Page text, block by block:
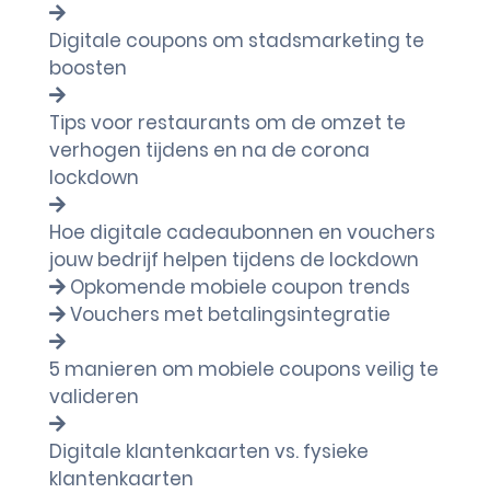
Digitale coupons om stadsmarketing te
boosten
Tips voor restaurants om de omzet te
verhogen tijdens en na de corona
lockdown
Hoe digitale cadeaubonnen en vouchers
jouw bedrijf helpen tijdens de lockdown
Opkomende mobiele coupon trends
Vouchers met betalingsintegratie
5 manieren om mobiele coupons veilig te
valideren
Digitale klantenkaarten vs. fysieke
klantenkaarten